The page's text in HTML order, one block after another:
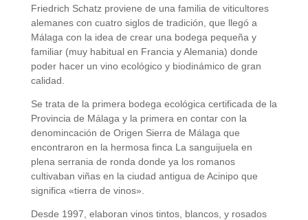
Friedrich Schatz proviene de una familia de viticultores
alemanes con cuatro siglos de tradición, que llegó a
Málaga con la idea de crear una bodega pequeña y
familiar (muy habitual en Francia y Alemania) donde
poder hacer un vino ecológico y biodinámico de gran
calidad.
Se trata de la primera bodega ecológica certificada de la
Provincia de Málaga y la primera en contar con la
denomincación de Origen Sierra de Málaga que
encontraron en la hermosa finca La sanguijuela en
plena serrania de ronda donde ya los romanos
cultivaban viñas en la ciudad antigua de Acinipo que
significa «tierra de vinos».
Desde 1997, elaboran vinos tintos, blancos, y rosados